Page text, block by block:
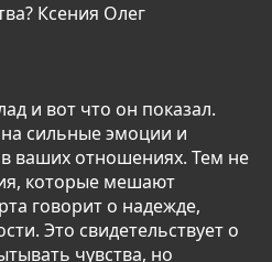
Ксения Олег
и вот что он показал.
сильные эмоции и
ваших отношениях. Тем не
которые мешают
говорит о надежде,
Это свидетельствует о
чувства, но